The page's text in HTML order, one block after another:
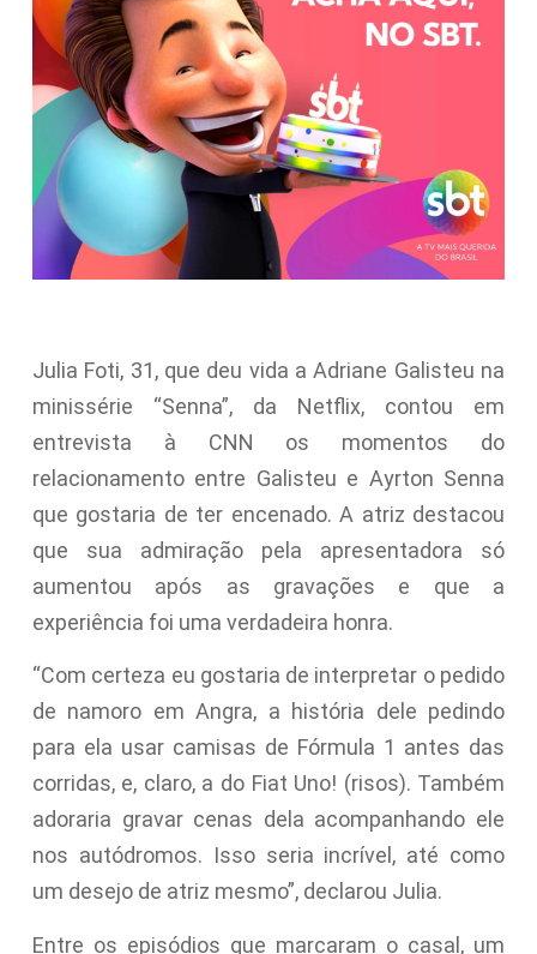
Julia Foti, 31, que deu vida a Adriane Galisteu na
minissérie “Senna”, da Netflix, contou em
entrevista à CNN os momentos do
relacionamento entre Galisteu e Ayrton Senna
que gostaria de ter encenado. A atriz destacou
que sua admiração pela apresentadora só
aumentou após as gravações e que a
experiência foi uma verdadeira honra.
“Com certeza eu gostaria de interpretar o pedido
de namoro em Angra, a história dele pedindo
para ela usar camisas de Fórmula 1 antes das
corridas, e, claro, a do Fiat Uno! (risos). Também
adoraria gravar cenas dela acompanhando ele
nos autódromos. Isso seria incrível, até como
um desejo de atriz mesmo”, declarou Julia.
Entre os episódios que marcaram o casal, um